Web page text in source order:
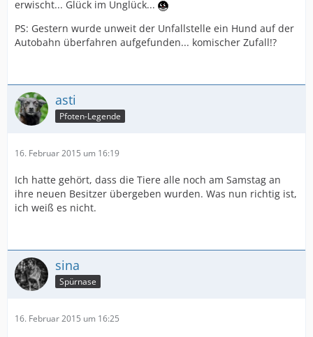
erwischt... Glück im Unglück...
PS: Gestern wurde unweit der Unfallstelle ein Hund auf der
Autobahn überfahren aufgefunden... komischer Zufall!?
asti
Pfoten-Legende
16. Februar 2015 um 16:19
Ich hatte gehört, dass die Tiere alle noch am Samstag an
ihre neuen Besitzer übergeben wurden. Was nun richtig ist,
ich weiß es nicht.
sina
Spürnase
16. Februar 2015 um 16:25